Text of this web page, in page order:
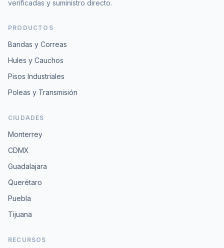
verificadas y suministro directo.
PRODUCTOS
Bandas y Correas
Hules y Cauchos
Pisos Industriales
Poleas y Transmisión
CIUDADES
Monterrey
CDMX
Guadalajara
Querétaro
Puebla
Tijuana
RECURSOS